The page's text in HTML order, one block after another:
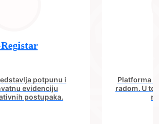
potpunu i
evidenciju
postupaka.
Platforma
radom. U